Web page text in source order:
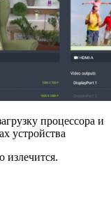
процессора и
устройства
излечится.